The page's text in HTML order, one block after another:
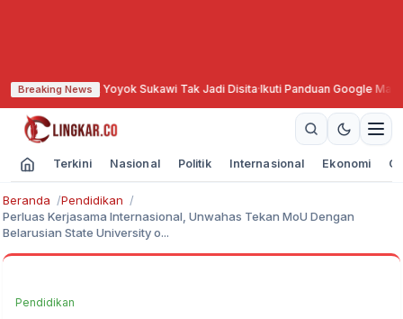
Breaking News
Aset Yoyok Sukawi Tak Jadi Disita· Ikuti Panduan Google Map, Sopir
Terkini Nasional Politik Internasional Ekonomi
Beranda
Pendidikan
Perluas Kerjasama Internasional, Unwahas Tekan MoU Dengan
Belarusian State University o...
Pendidikan